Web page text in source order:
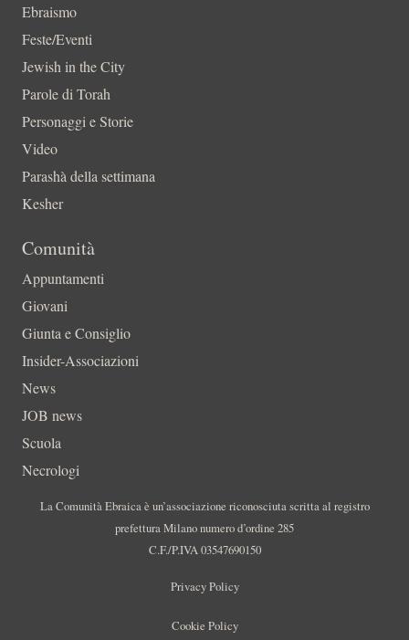
Ebraismo
Feste/Eventi
Jewish in the City
Parole di Torah
Personaggi e Storie
Video
Parashà della settimana
Kesher
Comunità
Appuntamenti
Giovani
Giunta e Consiglio
Insider-Associazioni
News
JOB news
Scuola
Necrologi
La Comunità Ebraica è un’associazione riconosciuta scritta al registro
prefettura Milano numero d’ordine 285
C.F./P.IVA 03547690150
Privacy Policy
Cookie Policy